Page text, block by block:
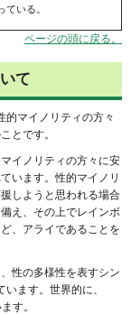
いる。
ページの頭に戻る。
て
的マイノリティの方々
とです。
イノリティの方々に安
います。性的マイノリ
しようと思われる場合
え、その上でレインボ
、アライであることを
性の多様性を表すシン
ます。世界的に、
す。